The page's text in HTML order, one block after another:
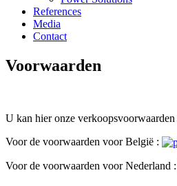
References
Media
Contact
Voorwaarden
U kan hier onze
Voor de voorwaarden voor België :
Voor de voorwaarden voor Nederland :